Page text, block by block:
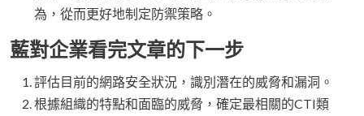
為，從而更好地制定防禦策略。
藍對企業看完文章的下一步
評估目前的網路安全狀況，識別潛在的威脅和漏洞。
根據組織的特點和面臨的威脅，確定最相關的CTI類